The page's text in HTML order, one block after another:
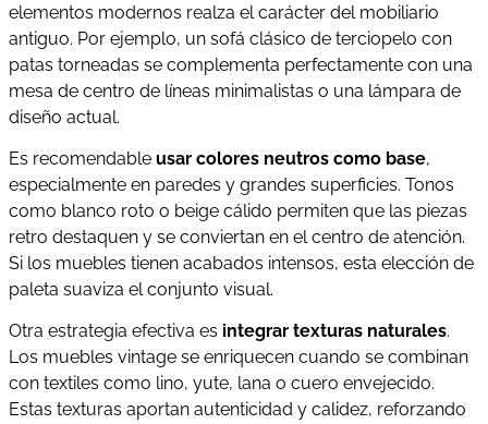
elementos modernos realza el carácter del mobiliario
antiguo. Por ejemplo, un sofá clásico de terciopelo con
patas torneadas se complementa perfectamente con una
mesa de centro de líneas minimalistas o una lámpara de
diseño actual.
Es recomendable usar colores neutros como base,
especialmente en paredes y grandes superficies. Tonos
como blanco roto o beige cálido permiten que las piezas
retro destaquen y se conviertan en el centro de atención.
Si los muebles tienen acabados intensos, esta elección de
paleta suaviza el conjunto visual.
Otra estrategia efectiva es integrar texturas naturales.
Los muebles vintage se enriquecen cuando se combinan
con textiles como lino, yute, lana o cuero envejecido.
Estas texturas aportan autenticidad y calidez, reforzando